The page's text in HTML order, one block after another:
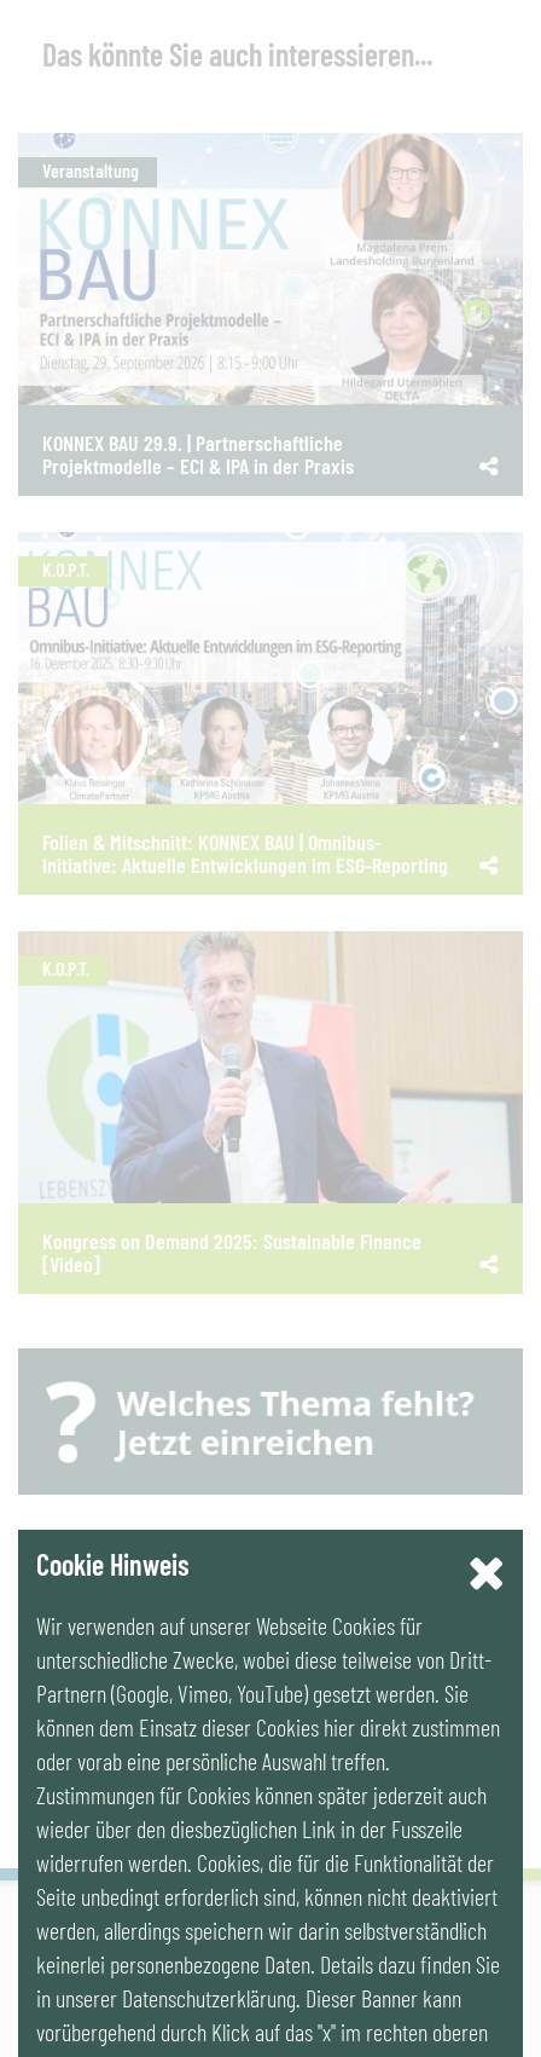
Das könnte Sie auch interessieren...
Veranstaltung
KONNEX BAU 29.9. | Partnerschaftliche
Projektmodelle – ECI & IPA in der Praxis
K.O.P.T.
Folien & Mitschnitt: KONNEX BAU | Omnibus-
Initiative: Aktuelle Entwicklungen im ESG-Reporting
K.O.P.T.
Kongress on Demand 2025: Sustainable Finance
[Video]
YouTube
LinkedIn
Newsletter
IG LEBENSZYKLUS BAU
Wipplingerstr. 10/Top 9, Stoß im Himmel, A-1010 Wien
office@ig-lebenszyklus.at
Kontakt
Cookie Hinweis
Wir verwenden auf unserer Webseite Cookies für
unterschiedliche Zwecke, wobei diese teilweise von Dritt-
Partnern (Google, Vimeo, YouTube) gesetzt werden. Sie
können dem Einsatz dieser Cookies hier direkt zustimmen
oder vorab eine persönliche Auswahl treffen.
Zustimmungen für Cookies können später jederzeit auch
wieder über den diesbezüglichen Link in der Fusszeile
widerrufen werden. Cookies, die für die Funktionalität der
Seite unbedingt erforderlich sind, können nicht deaktiviert
werden, allerdings speichern wir darin selbstverständlich
keinerlei personenbezogene Daten. Details dazu finden Sie
in unserer Datenschutzerklärung. Dieser Banner kann
vorübergehend durch Klick auf das "x" im rechten oberen